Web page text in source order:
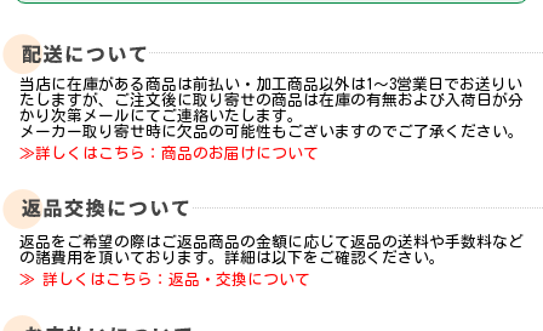
当店に在庫がある商品は前払い・加工商品以外は1～3営業日でお送りい
たしますが、ご注文後に取り寄せの商品は在庫の有無および入荷日が分
かり次第メールにてご連絡いたします。
メーカー取り寄せ時に欠品の可能性もございますのでご了承ください。
≫詳しくはこちら：商品のお届けについて
返品をご希望の際はご返品商品の金額に応じて返品の送料や手数料など
の諸費用を頂いております。詳細は以下をご確認ください。
≫ 詳しくはこちら：返品・交換について